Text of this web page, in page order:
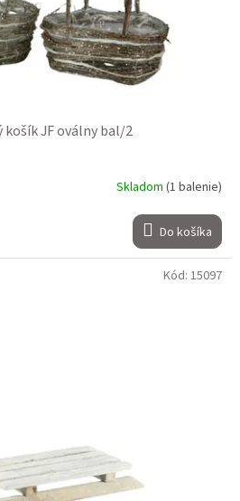
košík JF oválny bal/2
Skladom (1 balenie)
Do košíka
Kód: 15097